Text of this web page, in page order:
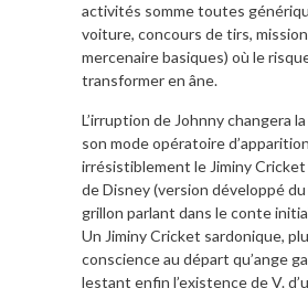
activités somme toutes
voiture, concours de tirs,
mercenaire basiques) où le
transformer en âne.
L’irruption de Johnny changera
son mode opératoire
irrésistiblement le Jiminy Cricket
de Disney (version développé
grillon parlant dans le conte
Un Jiminy Cricket sardonique,
conscience au départ qu’ange
lestant enfin l’existence de V.